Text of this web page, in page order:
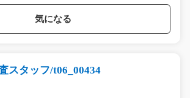
気になる
スタッフ/t06_00434